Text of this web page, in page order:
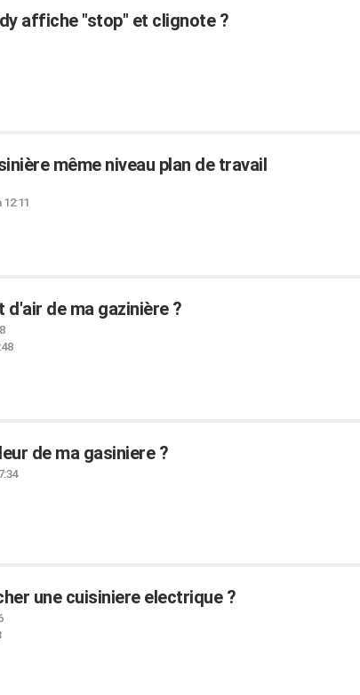
affiche "stop" et clignote ?
même niveau plan de travail
12:11
de ma gazinière ?
de ma gasiniere ?
une cuisiniere electrique ?